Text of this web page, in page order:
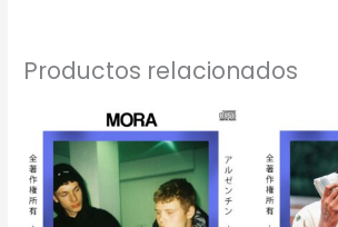
Productos relacionados